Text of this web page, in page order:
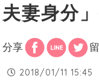
夫妻身分
分享
2018/01/11 15:45